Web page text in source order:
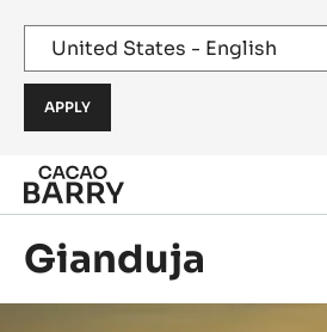
Skip to main content
Gianduja